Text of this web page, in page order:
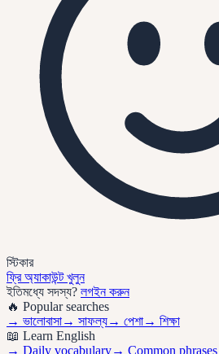
স্টিকার
ফ্রি অ্যাকাউন্ট খুলুন
ইতিমধ্যে সদস্য? লগইন করুন
🔥 Popular searches
→ ভালোবাসা→ সাফল্য→ পেশা→ শিক্ষা
📖 Learn English
→ Daily vocabulary→ Common phrases